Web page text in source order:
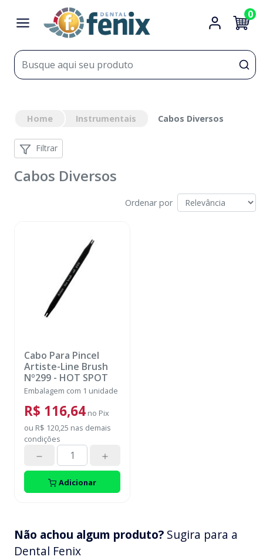
0
Home Instrumentais Cabos Diversos
Filtrar
Cabos Diversos
Ordenar por
Cabo Para Pincel
Artiste-Line Brush
Nº299 - HOT SPOT
Embalagem com 1 unidade
R$ 116,64 no Pix
ou R$ 120,25 nas demais
condições
Adicionar
Não achou algum produto? Sugira para a
Dental Fenix